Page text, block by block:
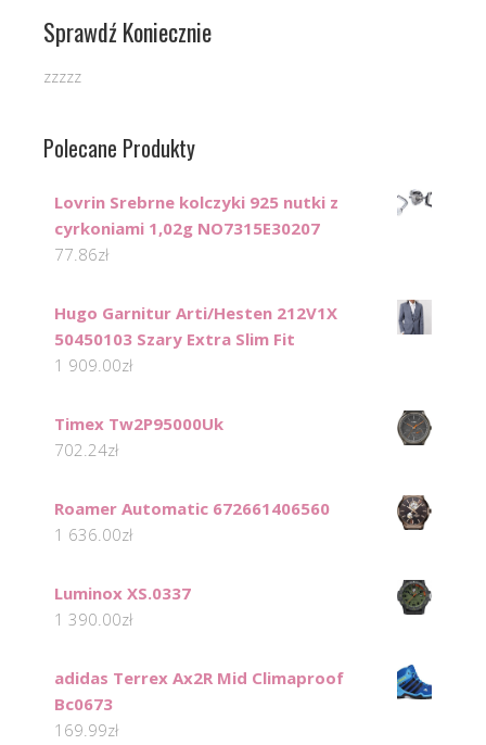
Sprawdź Koniecznie
zzzzz
Polecane Produkty
Lovrin Srebrne kolczyki 925 nutki z
cyrkoniami 1,02g NO7315E30207
77.86zł
Hugo Garnitur Arti/Hesten 212V1X
50450103 Szary Extra Slim Fit
1 909.00zł
Timex Tw2P95000Uk
702.24zł
Roamer Automatic 672661406560
1 636.00zł
Luminox XS.0337
1 390.00zł
adidas Terrex Ax2R Mid Climaproof
Bc0673
169.99zł